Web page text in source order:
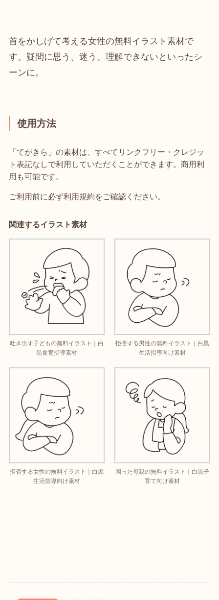
首をかしげて考える女性の無料イラスト素材で
す。疑問に思う、迷う、理解できないといったシ
ーンに。
使用方法
「てがきら」の素材は、すべてリンクフリー・クレジッ
ト表記なしで利用していただくことができます。商用利
用も可能です。
ご利用前に必ず利用規約をご確認ください。
関連するイラスト素材
吐き出す子どもの無料イラスト｜白
黒食育指導素材
拒否する男性の無料イラスト｜白黒
生活指導向け素材
拒否する女性の無料イラスト｜白黒
生活指導向け素材
困った母親の無料イラスト｜白黒子
育て向け素材